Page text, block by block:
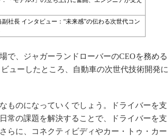
社長 インタビュー：“未来感”の伝わる次世代コン
で、ジャガーランドローバーのCEOを務める
ューしたところ、自動車の次世代技術開発に
ものになっていくでしょう。ドライバーを支
常の課題を解決することで、ドライバーを支
らに、コネクティビディやカー・トゥ・カー